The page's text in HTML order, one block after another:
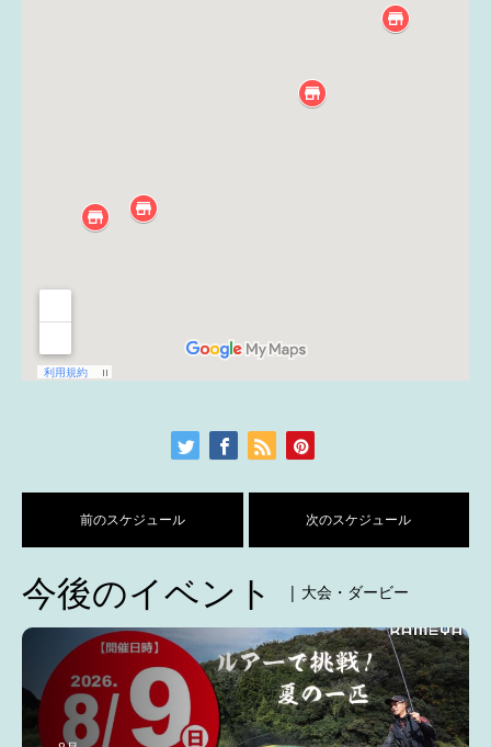
前のスケジュール 次のスケジュール
今後のイベント | 大会・ダービー